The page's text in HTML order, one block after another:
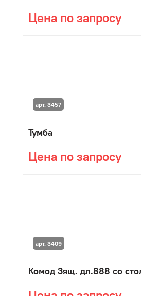
Цена по запросу
Тумба
Цена по запросу
арт. 3457
Комод 3ящ. дл.888 со
арт. 3409